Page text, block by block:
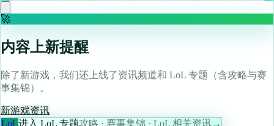
🚀
内容上新提醒
除了新游戏，我们还上线了资讯频道和 LoL 专题（含攻略与赛
事集锦）。
新游戏资讯
LoL进入 LoL 专题攻略 · 赛事集锦 · LoL 相关资讯→